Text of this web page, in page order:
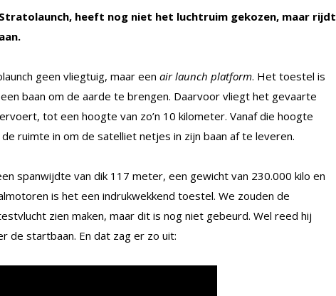
heeft nog niet het luchtruim gekozen, maar rijdt
geen vliegtuig, maar een air launch platform. Het toestel is
baan om de aarde te brengen. Daarvoor vliegt het gevaarte
tot een hoogte van zo’n 10 kilometer. Vanaf die hoogte
ruimte in om de satelliet netjes in zijn baan af te leveren.
spanwijdte van dik 117 meter, een gewicht van 230.000 kilo en
is het een indrukwekkend toestel. We zouden de
zien maken, maar dit is nog niet gebeurd. Wel reed hij
de startbaan. En dat zag er zo uit: